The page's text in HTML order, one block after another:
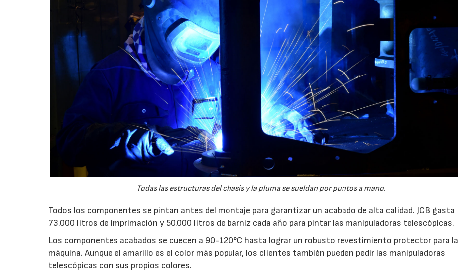
Todas las estructuras del chasis y la pluma se sueldan por puntos a mano.
Todos los componentes se pintan antes del montaje para garantizar un acabado de alta calidad. JCB gasta
73.000 litros de imprimación y 50.000 litros de barniz cada año para pintar las manipuladoras telescópicas.
Los componentes acabados se cuecen a 90-120°C hasta lograr un robusto revestimiento protector para la
máquina. Aunque el amarillo es el color más popular, los clientes también pueden pedir las manipuladoras
telescópicas con sus propios colores.